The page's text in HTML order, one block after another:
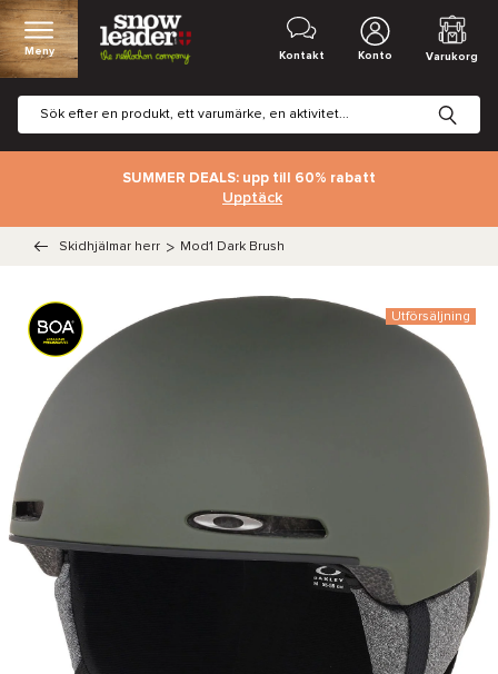
Meny Kontakt Konto Varukorg
SUMMER DEALS: upp till 60% rabatt
Upptäck
Skidhjälmar herr > Mod1 Dark Brush
Utförsäljning